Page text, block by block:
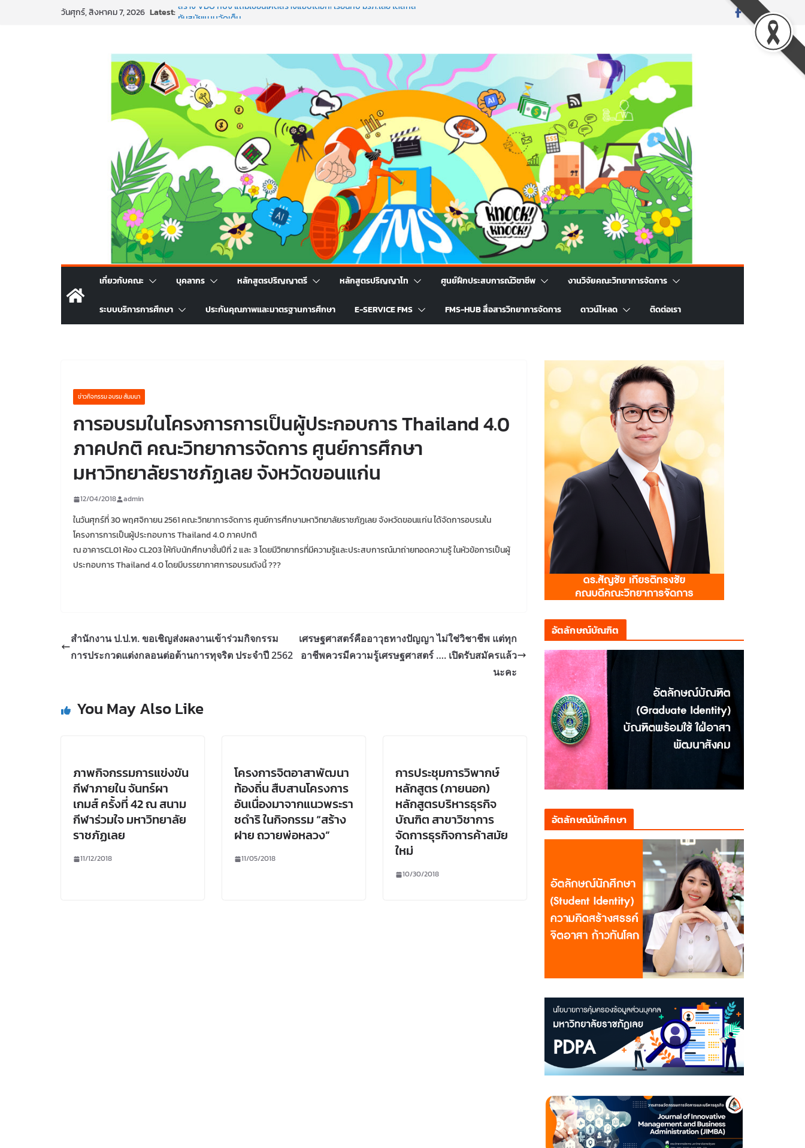
วันศุกร์, สิงหาคม 7, 2026 Latest:สร้าง VDO ก็ปัง แถมเขียนโค้ดสร้างแอปได้อีก! เรียนกับ มรภ.เลย ได้สกิล
พาธุรกิจท้องถิ่นสู่ตลาดโลก ด้วยเทคโนโลยี AI!
SMEs ยุคนี้ ถ้าไม่ใช้ AI ถือว่าพลาดมาก!
เกี่ยวกับคณะ บุคลากร หลักสูตรปริญญาตรี หลักสูตรปริญญาโท ศูนย์ฝึกประสบการณ์วิชาชีพ งานวิจัยคณะวิทยาการจัดการ
ระบบบริการการศึกษา ประกันคุณภาพและมาตรฐานการศึกษา E-SERVICE FMS FMS-HUB สื่อสารวิทยาการจัดการ ดาวน์โหลด ติดต่อเรา
ข่าวกิจกรรม อบรม สัมมนา
การอบรมในโครงการการเป็นผู้ประกอบการ Thailand 4.0
ภาคปกติ คณะวิทยาการจัดการ ศูนย์การศึกษา
มหาวิทยาลัยราชภัฏเลย จังหวัดขอนแก่น
12/04/2018 admin
ในวันศุกร์ที่ 30 พฤศจิกายน 2561 คณะวิทยาการจัดการ ศูนย์การศึกษามหาวิทยาลัยราชภัฏเลย จังหวัดขอนแก่น ได้จัดการอบรมใน
โครงการการเป็นผู้ประกอบการ Thailand 4.0 ภาคปกติ
ณ อาคารCL01 ห้อง CL203 ให้กับนักศึกษาชั้นปีที่ 2 และ 3 โดยมีวิทยากรที่มีความรู้และประสบการณ์มาถ่ายทอดความรู้ ในหัวข้อการเป็นผู้
ประกอบการ Thailand 4.0 โดยมีบรรยากาศการอบรมดังนี้???
สำนักงาน ป.ป.ท. ขอเชิญส่งผลงานเข้าร่วมกิจกรรม
การประกวดแต่งกลอนต่อต้านการทุจริต ประจำปี 2562
เศรษฐศาสตร์คืออาวุธทางปัญญา ไม่ใช่วิชาชีพ แต่ทุก
อาชีพควรมีความรู้เศรษฐศาสตร์ …. เปิดรับสมัครแล้ว
นะคะ
You May Also Like
ภาพกิจกรรมการแข่งขัน
กีฬาภายใน จันทร์ผา
เกมส์ ครั้งที่ 42 ณ สนาม
กีฬาร่วมใจ มหาวิทยาลัย
ราชภัฏเลย
11/12/2018
โครงการจิตอาสาพัฒนา
ท้องถิ่น สืบสานโครงการ
อันเนื่องมาจากแนวพระรา
ชดําริ ในกิจกรรม “สร้าง
ฝาย ถวายพ่อหลวง”
11/05/2018
การประชุมการวิพากษ์
หลักสูตร (ภายนอก)
หลักสูตรบริหารธุรกิจ
บัณฑิต สาขาวิชาการ
จัดการธุรกิจการค้าสมัย
ใหม่
10/30/2018
อัตลักษณ์บัณฑิต
อัตลักษณ์นักศึกษา